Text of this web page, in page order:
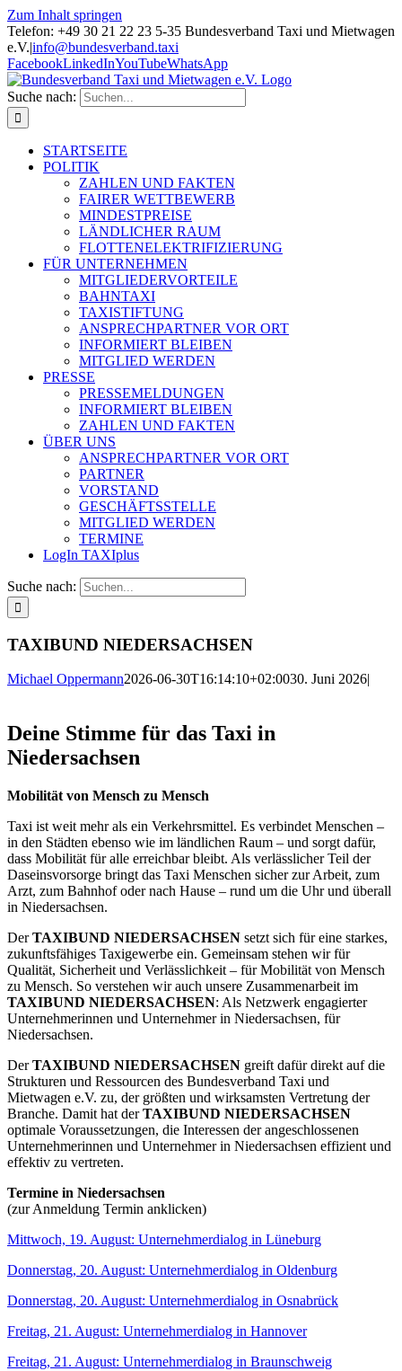
Zum Inhalt springen
Telefon: +49 30 21 22 23 5-35 Bundesverband Taxi und Mietwagen
e.V.|info@bundesverband.taxi
FacebookLinkedInYouTubeWhatsApp
Suche nach:
STARTSEITE
POLITIK
ZAHLEN UND FAKTEN
FAIRER WETTBEWERB
MINDESTPREISE
LÄNDLICHER RAUM
FLOTTENELEKTRIFIZIERUNG
FÜR UNTERNEHMEN
MITGLIEDERVORTEILE
BAHNTAXI
TAXISTIFTUNG
ANSPRECHPARTNER VOR ORT
INFORMIERT BLEIBEN
MITGLIED WERDEN
PRESSE
PRESSEMELDUNGEN
INFORMIERT BLEIBEN
ZAHLEN UND FAKTEN
ÜBER UNS
ANSPRECHPARTNER VOR ORT
PARTNER
VORSTAND
GESCHÄFTSSTELLE
MITGLIED WERDEN
TERMINE
LogIn TAXIplus
Suche nach:
TAXIBUND NIEDERSACHSEN
Michael Oppermann2026-06-30T16:14:10+02:0030. Juni 2026|
Deine Stimme für das Taxi in
Niedersachsen
Mobilität von Mensch zu Mensch
Taxi ist weit mehr als ein Verkehrsmittel. Es verbindet Menschen –
in den Städten ebenso wie im ländlichen Raum – und sorgt dafür,
dass Mobilität für alle erreichbar bleibt. Als verlässlicher Teil der
Daseinsvorsorge bringt das Taxi Menschen sicher zur Arbeit, zum
Arzt, zum Bahnhof oder nach Hause – rund um die Uhr und überall
in Niedersachsen.
DerTAXIBUND NIEDERSACHSEN setzt sich für eine starkes,
zukunftsfähiges Taxigewerbe ein. Gemeinsam stehen wir für
Qualität, Sicherheit und Verlässlichkeit – für Mobilität von Mensch
zu Mensch. So verstehen wir auch unsere Zusammenarbeit im
TAXIBUND NIEDERSACHSEN: Als Netzwerk engagierter
Unternehmerinnen und Unternehmer in Niedersachsen, für
Niedersachsen.
DerTAXIBUND NIEDERSACHSEN greift dafür direkt auf die
Strukturen und Ressourcen des Bundesverband Taxi und
Mietwagen e.V. zu, der größten und wirksamsten Vertretung der
Branche. Damit hat derTAXIBUND NIEDERSACHSEN
optimale Voraussetzungen, die Interessen der angeschlossenen
Unternehmerinnen und Unternehmer in Niedersachsen effizient und
effektiv zu vertreten.
Termine in Niedersachsen
(zur Anmeldung Termin anklicken)
Mittwoch, 19. August: Unternehmerdialog in Lüneburg
Donnerstag, 20. August: Unternehmerdialog in Oldenburg
Donnerstag, 20. August: Unternehmerdialog in Osnabrück
Freitag, 21. August: Unternehmerdialog in Hannover
Freitag, 21. August: Unternehmerdialog in Braunschweig